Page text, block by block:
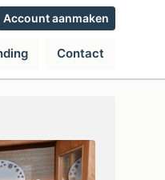
Account aanmaken
Contact